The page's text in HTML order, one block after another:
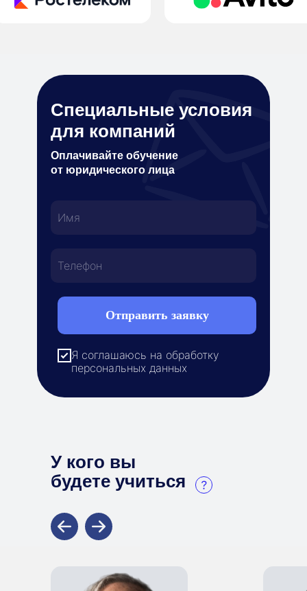
Отправить заявку
Я соглашаюсь на обработку
персональных данных
Специальные условия
для компаний
Оплачивайте обучение
от юридического лица
У кого вы
будете учиться